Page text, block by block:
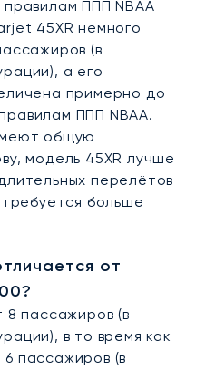
ППП NBAA
45XR немного
(в
а его
примерно до
ППП NBAA.
общую
модель 45XR лучше
перелётов
больше
от
пассажиров (в
в то время как
пассажиров (в